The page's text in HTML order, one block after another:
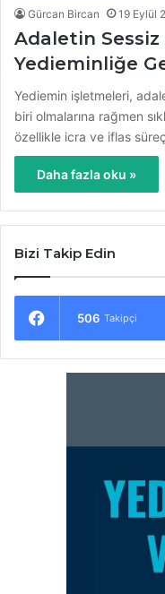
Gürcan Bircan 19 Eylül
Adaletin Sessiz
Yedieminliğe
Yediemin işletmeleri,
biri olmalarına rağmen
özellikle icra ve iflas
Daha fazla oku »
Bizi Takip Edin
506 Takipçi